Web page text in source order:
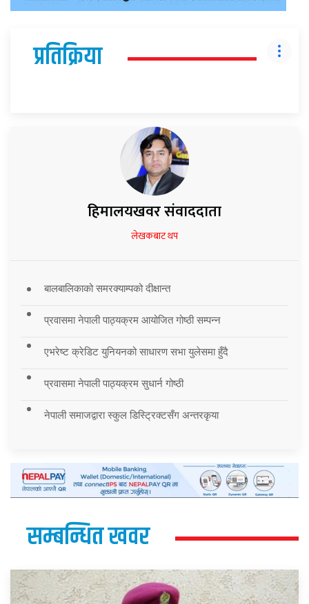
प्रतिक्रिया
हिमालयखवर संवाददाता
लेखकबाट थप
बालबालिकाको समरक्याम्पको दीक्षान्त
प्रवासमा नेपाली पाठ्यक्रम आयोजित गोष्ठी सम्पन्न
एभरेष्ट क्रेडिट युनियनको साधारण सभा युलेसमा हुँदै
प्रवासमा नेपाली पाठ्यक्रम सुधार्न गोष्ठी
नेपाली समाजद्वारा स्कुल डिस्ट्रिक्टसँग अन्तरकृया
सम्बन्धित खवर